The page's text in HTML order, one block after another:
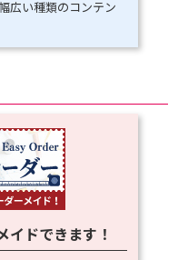
広い種類のコンテン
イドできます！